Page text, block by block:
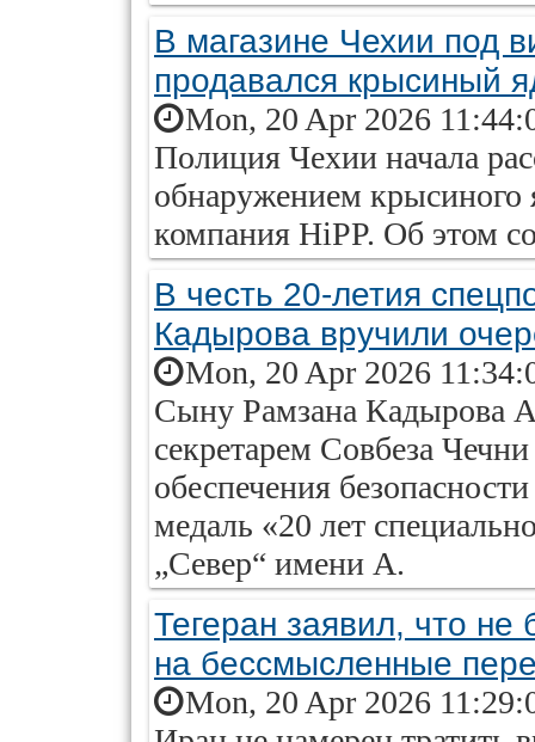
В магазине Чехии под
продавался крысиный
Mon, 20 Apr 2026
Полиция Чехии начала
обнаружением крысиного
компания HiPP. Об этом
В честь 20-летия
Кадырова вручили
Mon, 20 Apr 2026
Сыну Рамзана Кадырова
секретарем Совбеза
обеспечения
медаль «20 лет
„Север“ имени А.
Тегеран заявил, что не
на бессмысленные
Mon, 20 Apr 2026